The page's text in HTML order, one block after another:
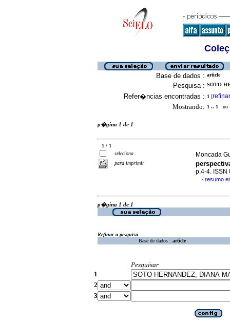
Base de dados : article
Pesquisa : SOTO
Refer�ncias encontradas : 1 [refinar
Mostrando: 1 .. 1 no
p�gina 1 de 1
1 / 1
seleciona
para imprimir
Moncada
p.4-4. ISSN
· resumo
p�gina 1 de 1
Refinar a pesquisa
Base de dados : article
Pesquisar
1
2
3